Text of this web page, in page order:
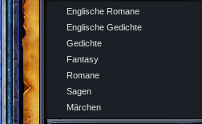
Englische Romane
Englische Gedichte
Gedichte
Fantasy
Romane
Sagen
Märchen